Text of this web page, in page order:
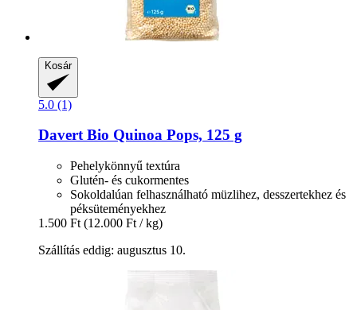
Kosár
5.0 (1)
DavertBio Quinoa Pops, 125 g
Pehelykönnyű textúra
Glutén- és cukormentes
Sokoldalúan felhasználható müzlihez, desszertekhez és
péksüteményekhez
1.500 Ft (12.000 Ft / kg)
Szállítás eddig: augusztus 10.